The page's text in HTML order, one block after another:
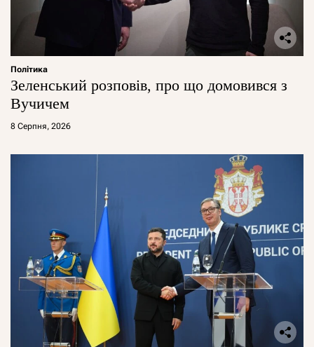
Політика
Зеленський розповів, про що домовився з
Вучичем
8 Серпня, 2026